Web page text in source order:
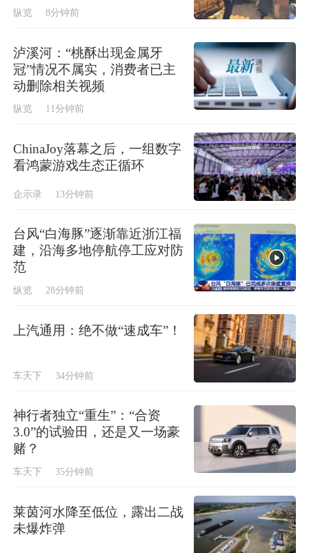
纵览 8分钟前
泸溪河：“桃酥出现金属牙
冠”情况不属实，消费者已主
动删除相关视频
纵览 11分钟前
ChinaJoy落幕之后，一组数字
看鸿蒙游戏生态正循环
企示录 13分钟前
台风“白海豚”逐渐靠近浙江福
建，沿海多地停航停工应对防
范
纵览 28分钟前
上汽通用：绝不做“速成车”！
车天下 34分钟前
神行者独立“重生”：“合资
3.0”的试验田，还是又一场豪
赌？
车天下 35分钟前
莱茵河水降至低位，露出二战
未爆炸弹